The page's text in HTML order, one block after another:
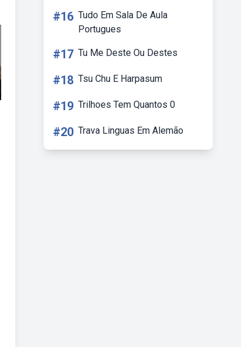
#16 Tudo Em Sala De Aula
Portugues
#17 Tu Me Deste Ou Destes
#18 Tsu Chu E Harpasum
#19 Trilhoes Tem Quantos 0
#20 Trava Linguas Em Alemão